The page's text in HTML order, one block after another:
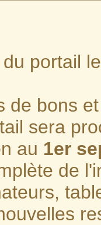
portail
de bons
sera
au 1er
de